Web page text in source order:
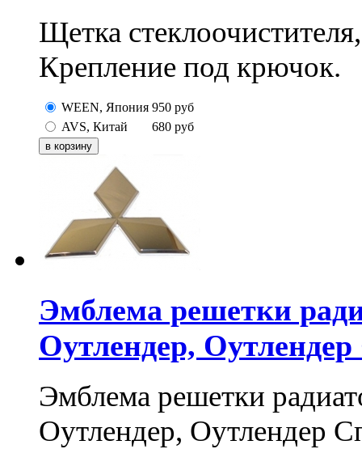
Щетка
Крепление под крючок.
WEEN, Япония 950 руб
AVS, Китай
680 руб
Эмблема решетки
Оутлендер,
Эмблема решетки
Оутлендер, Оутлендер